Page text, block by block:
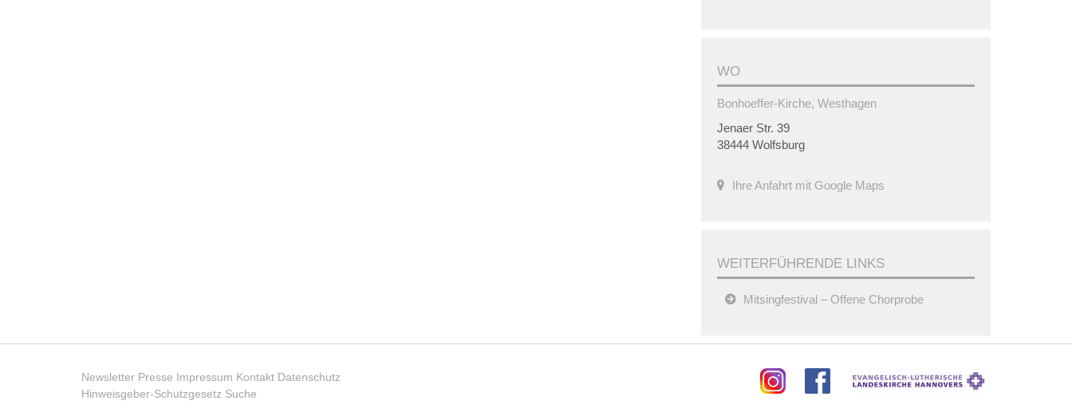
WO
Bonhoeffer-Kirche, Westhagen
Jenaer Str. 39
38444 Wolfsburg
Ihre Anfahrt mit Google Maps
WEITERFÜHRENDE LINKS
Mitsingfestival – Offene Chorprobe
Newsletter Presse Impressum Kontakt Datenschutz
Hinweisgeber-Schutzgesetz Suche